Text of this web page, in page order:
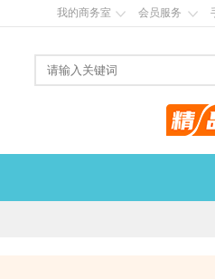
我的商务室 会员服务